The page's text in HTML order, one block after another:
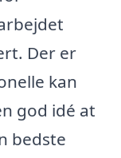
Der er
kan
god idé at
bedste